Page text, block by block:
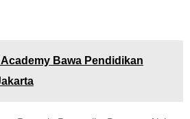
Bawa Pendidikan